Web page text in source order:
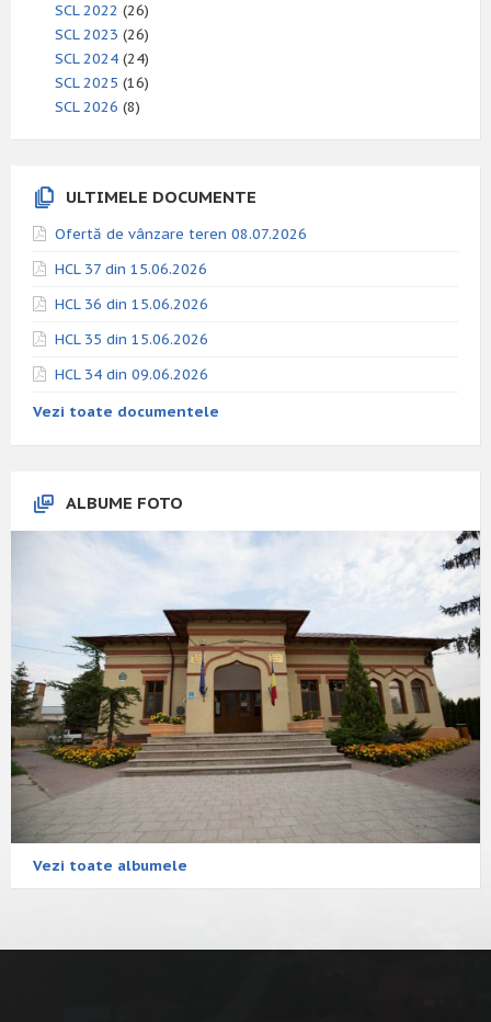
SCL 2022 (26)
SCL 2023 (26)
SCL 2024 (24)
SCL 2025 (16)
SCL 2026 (8)
ULTIMELE DOCUMENTE
Ofertă de vânzare teren 08.07.2026
HCL 37 din 15.06.2026
HCL 36 din 15.06.2026
HCL 35 din 15.06.2026
HCL 34 din 09.06.2026
Vezi toate documentele
ALBUME FOTO
Vezi toate albumele